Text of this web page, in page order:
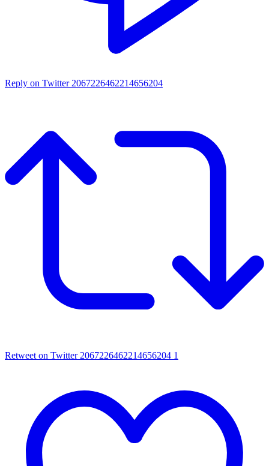
Reply on Twitter 2067226462214656204
Retweet on Twitter 2067226462214656204 1